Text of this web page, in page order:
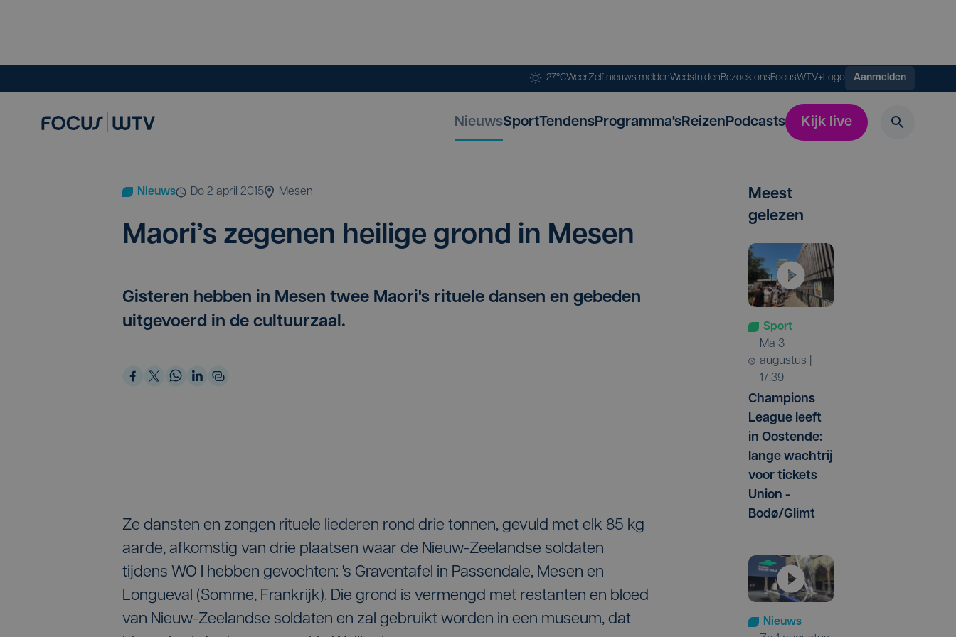
27°CWeerZelf nieuws meldenWedstrijdenBezoek onsFocusWTV+Logo Aanmelden
NieuwsSportTendensProgramma'sReizenPodcasts Kijk live
Nieuws do 2 april 2015 Mesen
Mao­ri’s zege­nen hei­li­ge grond in Mesen
Gisteren hebben in Mesen twee Maori's rituele dansen en gebeden
uitgevoerd in de cultuurzaal.
Ze dansten en zongen rituele liederen rond drie tonnen, gevuld met elk 85 kg
aarde, afkomstig van drie plaatsen waar de Nieuw-Zeelandse soldaten
tijdens WO I hebben gevochten: 's Graventafel in Passendale, Mesen en
Longueval (Somme, Frankrijk). Die grond is vermengd met restanten en bloed
van Nieuw-Zeelandse soldaten en zal gebruikt worden in een museum, dat
Meest
gelezen
Sport
ma 3
augustus |
17:39
Champions
League leeft
in Oostende:
lange wachtrij
voor tickets
Union -
Bodø/Glimt
Nieuws